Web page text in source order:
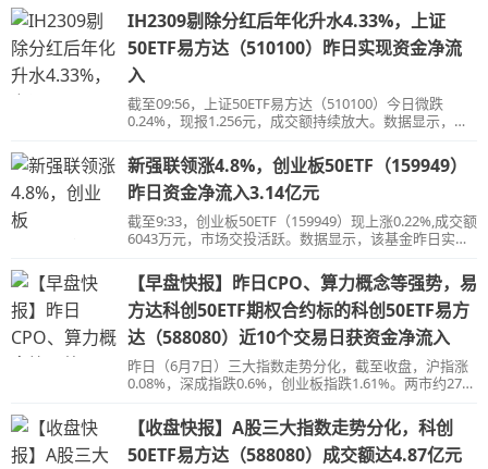
跟涨。
IH2309剔除分红后年化升水4.33%，上证
50ETF易方达（510100）昨日实现资金净流
入
截至09:56，上证50ETF易方达（510100）今日微跌
0.24%，现报1.256元，成交额持续放大。数据显示，该
新强联领涨4.8%，创业板50ETF（159949）
昨日资金净流入3.14亿元
截至9:33，创业板50ETF（159949）现上涨0.22%,成交额
6043万元，市场交投活跃。数据显示，该基金昨日实现
【早盘快报】昨日CPO、算力概念等强势，易
方达科创50ETF期权合约标的科创50ETF易方
达（588080）近10个交易日获资金净流入
昨日（6月7日）三大指数走势分化，截至收盘，沪指涨
0.08%，深成指跌0.6%，创业板指跌1.61%。两市约2700
【收盘快报】A股三大指数走势分化，科创
50ETF易方达（588080）成交额达4.87亿元